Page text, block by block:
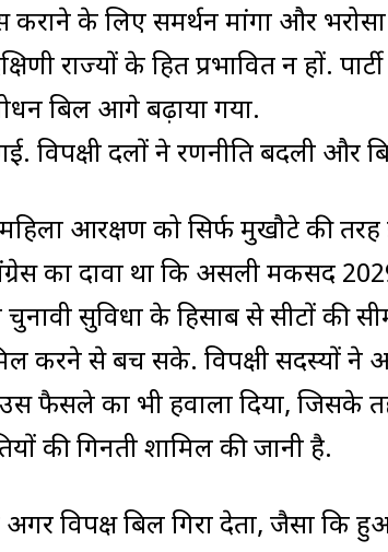
कराने के लिए समर्थन मांगा और
राज्यों के हित प्रभावित न हों.
बिल आगे बढ़ाया गया.
विपक्षी दलों ने रणनीति बदली और
आरक्षण को सिर्फ मुखौटे की
का दावा था कि असली मकसद
चुनावी सुविधा के हिसाब से सीटों की
करने से बच सके. विपक्षी सदस्यों ने
फैसले का भी हवाला दिया, जिसके
की गिनती शामिल की जानी है.
विपक्ष बिल गिरा देता, जैसा कि